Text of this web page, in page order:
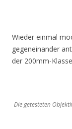
Wieder einmal
gegeneinander
der 200mm-
Die getesteten